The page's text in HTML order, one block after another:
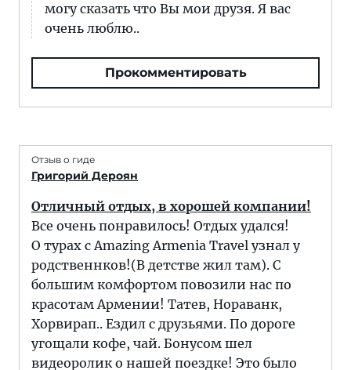
могу сказать что Вы мои друзя. Я вас
очень люблю..
Прокомментировать
Отзыв о гиде
Григорий Дероян
Отличный отдых, в хорошей компании!
Все очень понравилось! Отдых удался!
О турах с Amazing Armenia Travel узнал у
родственнков!(В детстве жил там). С
большим комфортом повозили нас по
красотам Армении! Татев, Нораванк,
Хорвирап.. Ездил с друзьями. По дороге
угощали кофе, чай. Бонусом шел
видеоролик о нашей поездке! Это было